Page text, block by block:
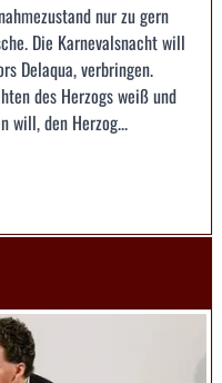
nur zu gern
Die Karnevalsnacht will
Delaqua, verbringen.
des Herzogs weiß und
will, den Herzog...